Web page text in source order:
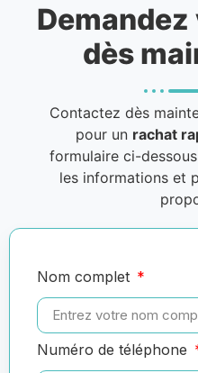
dès
Contactez dès
pour un rachat
formulaire ci-
les informations et
Nom complet
Numéro de téléphone